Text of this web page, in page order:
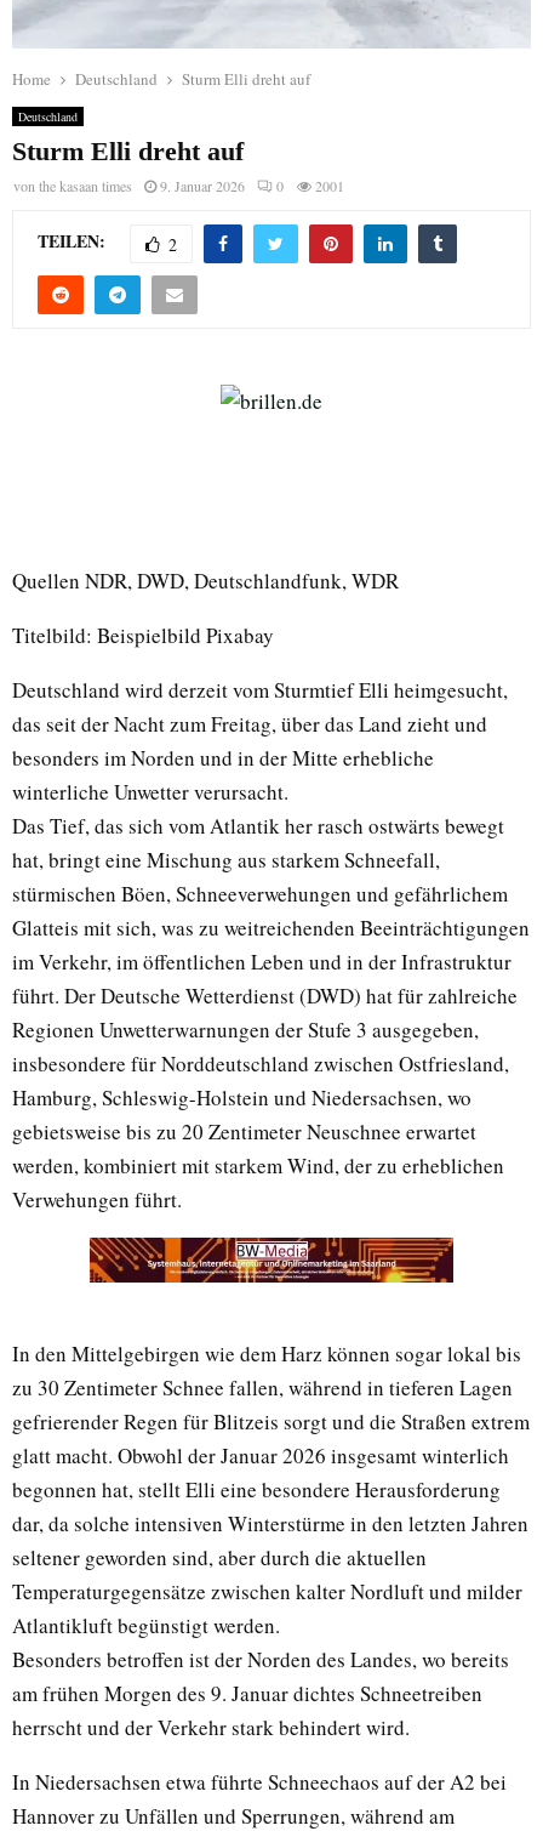
Home Deutschland Sturm Elli dreht auf
Deutschland
Sturm Elli dreht auf
vonthe kasaan times 9. Januar 2026 0 2001
TEILEN: 2
Quellen NDR, DWD, Deutschlandfunk, WDR
Titelbild: Beispielbild Pixabay
Deutschland wird derzeit vom Sturmtief Elli heimgesucht,
das seit der Nacht zum Freitag, über das Land zieht und
besonders im Norden und in der Mitte erhebliche
winterliche Unwetter verursacht.
Das Tief, das sich vom Atlantik her rasch ostwärts bewegt
hat, bringt eine Mischung aus starkem Schneefall,
stürmischen Böen, Schneeverwehungen und gefährlichem
Glatteis mit sich, was zu weitreichenden Beeinträchtigungen
im Verkehr, im öffentlichen Leben und in der Infrastruktur
führt. Der Deutsche Wetterdienst (DWD) hat für zahlreiche
Regionen Unwetterwarnungen der Stufe 3 ausgegeben,
insbesondere für Norddeutschland zwischen Ostfriesland,
Hamburg, Schleswig-Holstein und Niedersachsen, wo
gebietsweise bis zu 20 Zentimeter Neuschnee erwartet
werden, kombiniert mit starkem Wind, der zu erheblichen
Verwehungen führt.
In den Mittelgebirgen wie dem Harz können sogar lokal bis
zu 30 Zentimeter Schnee fallen, während in tieferen Lagen
gefrierender Regen für Blitzeis sorgt und die Straßen extrem
glatt macht. Obwohl der Januar 2026 insgesamt winterlich
begonnen hat, stellt Elli eine besondere Herausforderung
dar, da solche intensiven Winterstürme in den letzten Jahren
seltener geworden sind, aber durch die aktuellen
Temperaturgegensätze zwischen kalter Nordluft und milder
Atlantikluft begünstigt werden.
Besonders betroffen ist der Norden des Landes, wo bereits
am frühen Morgen des 9. Januar dichtes Schneetreiben
herrscht und der Verkehr stark behindert wird.
In Niedersachsen etwa führte Schneechaos auf der A2 bei
Hannover zu Unfällen und Sperrungen, während am